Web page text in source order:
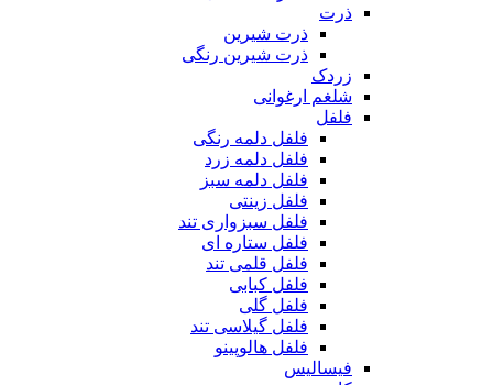
ذرت
ذرت شیرین
ذرت شیرین رنگی
زردک
شلغم ارغوانی
فلفل
فلفل دلمه رنگی
فلفل دلمه زرد
فلفل دلمه سبز
فلفل زینتی
فلفل سبزواری تند
فلفل ستاره ای
فلفل قلمی تند
فلفل کبابی
فلفل گلی
فلفل گیلاسی تند
فلفل هالوپینو
فیسالیس